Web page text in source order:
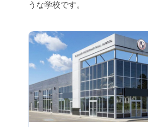
うな学校です。